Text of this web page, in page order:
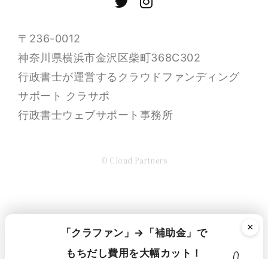
×
「クラファン」→「補助金」で
もちだし費用を大幅カット！
〒236-0012
神奈川県横浜市金沢区柴町368C302
行政書士が運営するクラウドファンディング
サポート クラサポ
行政書士ウェブサポート事務所
© Cloud Partners